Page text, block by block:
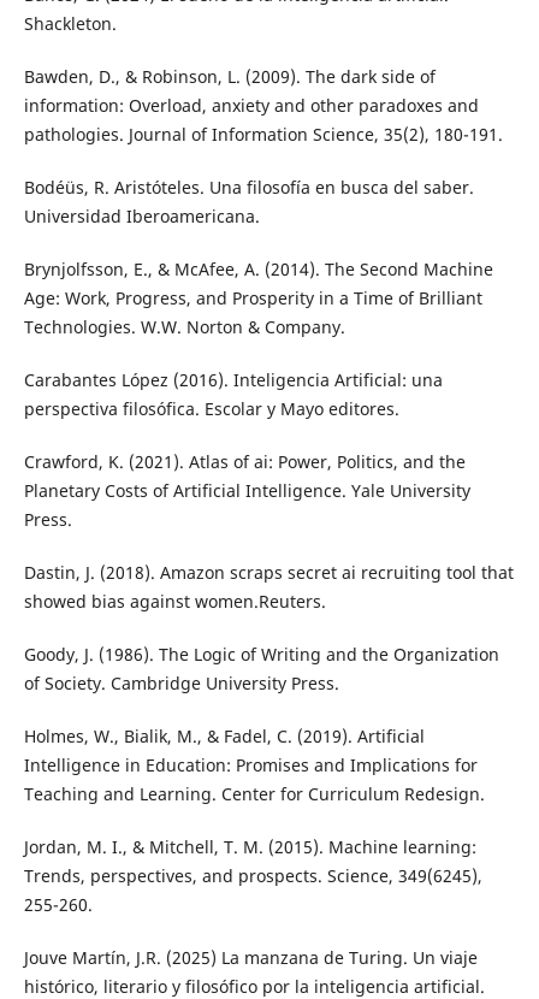
Shackleton.
Bawden, D., & Robinson, L. (2009). The dark side of
information: Overload, anxiety and other paradoxes and
pathologies. Journal of Information Science, 35(2), 180-191.
Bodéüs, R. Aristóteles. Una filosofía en busca del saber.
Universidad Iberoamericana.
Brynjolfsson, E., & McAfee, A. (2014). The Second Machine
Age: Work, Progress, and Prosperity in a Time of Brilliant
Technologies. W.W. Norton & Company.
Carabantes López (2016). Inteligencia Artificial: una
perspectiva filosófica. Escolar y Mayo editores.
Crawford, K. (2021). Atlas of ai: Power, Politics, and the
Planetary Costs of Artificial Intelligence. Yale University
Press.
Dastin, J. (2018). Amazon scraps secret ai recruiting tool that
showed bias against women.Reuters.
Goody, J. (1986). The Logic of Writing and the Organization
of Society. Cambridge University Press.
Holmes, W., Bialik, M., & Fadel, C. (2019). Artificial
Intelligence in Education: Promises and Implications for
Teaching and Learning. Center for Curriculum Redesign.
Jordan, M. I., & Mitchell, T. M. (2015). Machine learning:
Trends, perspectives, and prospects. Science, 349(6245),
255-260.
Jouve Martín, J.R. (2025) La manzana de Turing. Un viaje
histórico, literario y filosófico por la inteligencia artificial.